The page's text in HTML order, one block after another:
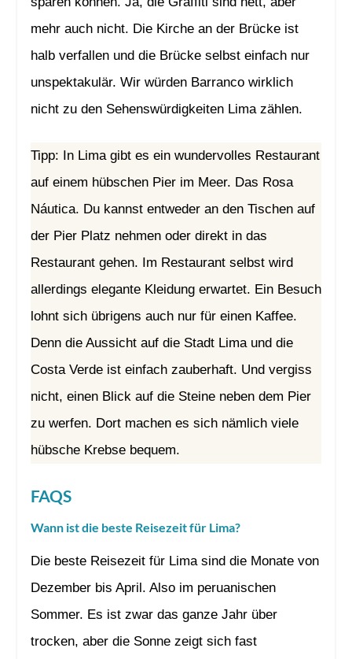
mehr auch nicht. Die Kirche an der Brücke ist
halb verfallen und die Brücke selbst einfach nur
unspektakulär. Wir würden Barranco wirklich
nicht zu den Sehenswürdigkeiten Lima zählen.
Tipp: In Lima gibt es ein wundervolles Restaurant
auf einem hübschen Pier im Meer. Das Rosa
Náutica. Du kannst entweder an den Tischen auf
der Pier Platz nehmen oder direkt in das
Restaurant gehen. Im Restaurant selbst wird
allerdings elegante Kleidung erwartet. Ein Besuch
lohnt sich übrigens auch nur für einen Kaffee.
Denn die Aussicht auf die Stadt Lima und die
Costa Verde ist einfach zauberhaft. Und vergiss
nicht, einen Blick auf die Steine neben dem Pier
zu werfen. Dort machen es sich nämlich viele
hübsche Krebse bequem.
FAQS
Wann ist die beste Reisezeit für Lima?
Die beste Reisezeit für Lima sind die Monate von
Dezember bis April. Also im peruanischen
Sommer. Es ist zwar das ganze Jahr über
trocken, aber die Sonne zeigt sich fast